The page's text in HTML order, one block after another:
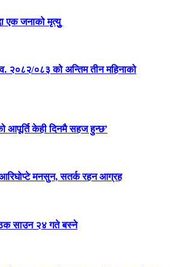
एक जनाको मृत्युु
२०८२/०८३ को अन्तिम तीन महिनाको
आपूर्ति केही दिनमै सहज हुन्छ’
मनसुन, सतर्क रहन आग्रह
साउन २४ गते बस्ने